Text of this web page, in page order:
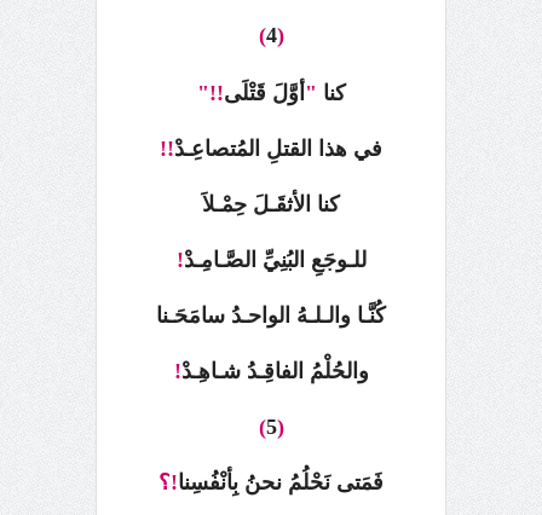
(
4
)
كنا " أوَّلَ قَتْلَى!!"
في هذا القتلِ المُتصاعِـدْ!!
كنا الأثقَـلَ حِمْـلاَ
للـوجَعِ البُنِيِّ الصَّـامِـدْ!
كُنَّـا والـلـهُ الواحـدُ سامَحَـنا
والحُلْمُ الفاقِـدُ شـاهِـدْ!
(
5
)
فَمَتى نَحْلُمُ نحنُ بِأنْفُسِنا!؟